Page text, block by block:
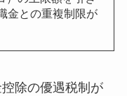
金との重複制限が
除の優遇税制が